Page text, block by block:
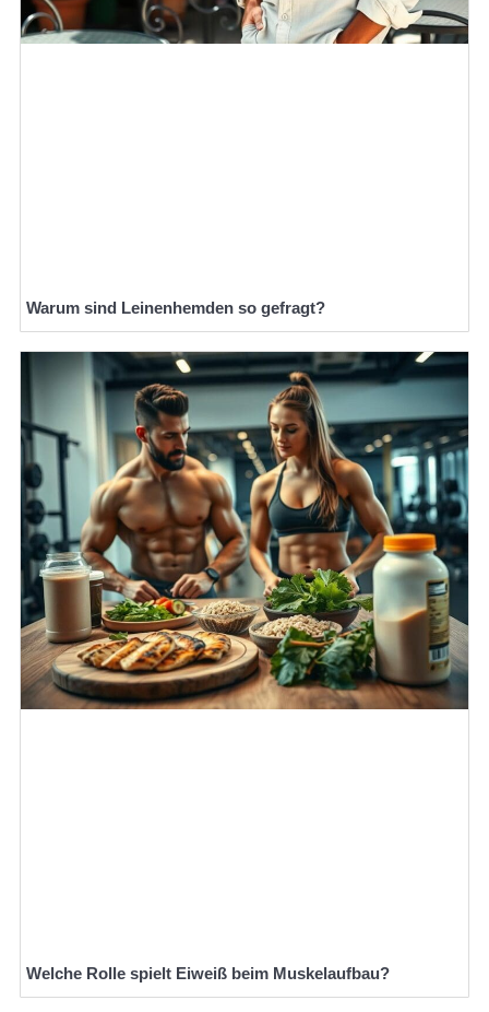
Warum sind Leinenhemden so gefragt?
Welche Rolle spielt Eiweiß beim Muskelaufbau?